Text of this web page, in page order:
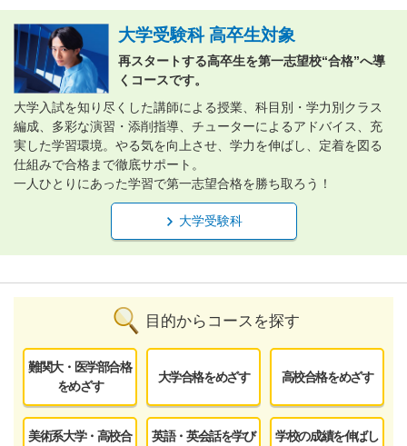
大学受験科 高卒生対象
再スタートする高卒生を第一志望校“合格”へ導
くコースです。
大学入試を知り尽くした講師による授業、科目別・学力別クラス
編成、多彩な演習・添削指導、チューターによるアドバイス、充
実した学習環境。やる気を向上させ、学力を伸ばし、定着を図る
仕組みで合格まで徹底サポート。
一人ひとりにあった学習で第一志望合格を勝ち取ろう！
大学受験科
目的からコースを探す
難関大・医学部合格
をめざす
大学合格をめざす 高校合格をめざす
美術系大学・高校合
英語・英会話を学び
学校の成績を伸ばし